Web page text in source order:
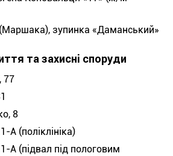
(Маршака), зупинка «Даманський»
та захисні споруди
77
8
А (поліклініка)
А (підвал під пологовим